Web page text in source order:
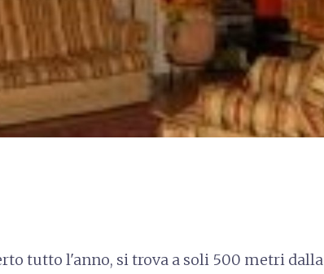
tutto l'anno, si trova a soli 500 metri dalla